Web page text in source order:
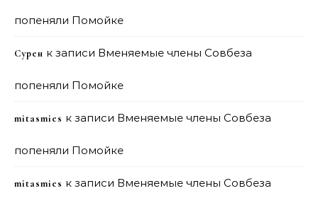
попеняли Помойке
Сурен к записи Вменяемые члены Совбеза
попеняли Помойке
mitasmies к записи Вменяемые члены Совбеза
попеняли Помойке
mitasmies к записи Вменяемые члены Совбеза